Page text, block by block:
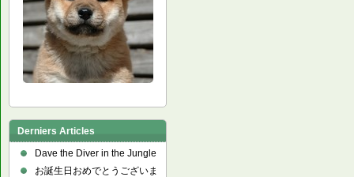
Derniers Articles
Dave the Diver in the Jungle
お誕生日おめでとうございま